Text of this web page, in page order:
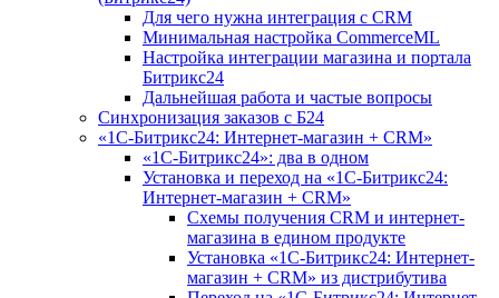
Для чего нужна интеграция с CRM
Минимальная настройка CommerceML
Настройка интеграции магазина и портала
Битрикс24
Дальнейшая работа и частые вопросы
Синхронизация заказов с Б24
«1С-Битрикс24: Интернет-магазин + CRM»
«1С-Битрикс24»: два в одном
Установка и переход на «1С-Битрикс24:
Интернет-магазин + CRM»
Схемы получения CRM и интернет-
магазина в едином продукте
Установка «1С-Битрикс24: Интернет-
магазин + CRM» из дистрибутива